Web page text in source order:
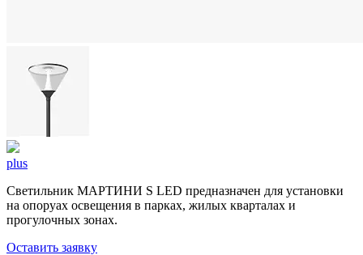
plus
Светильник МАРТИНИ S LED предназначен для установки
на опоруах освещения в парках, жилых кварталах и
прогулочных зонах.
Оставить заявку